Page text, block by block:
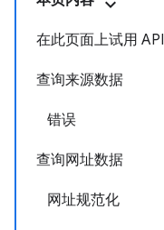
在此页面上试用 API
查询来源数据
错误
查询网址数据
网址规范化